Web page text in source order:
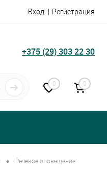
Вход Регистрация
+375 (29) 303 22 30
0 0
• Речевое оповещение